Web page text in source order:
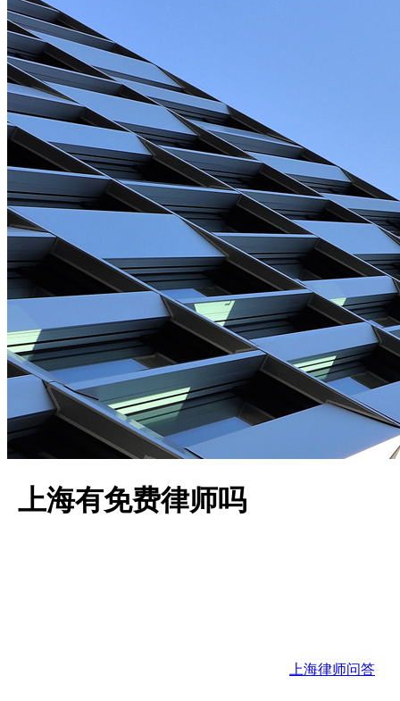
上海有免费律师吗
上海律师问答